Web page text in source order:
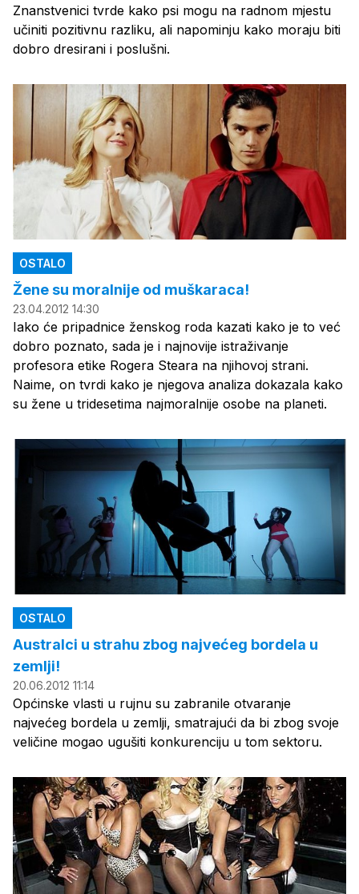
Znanstvenici tvrde kako psi mogu na radnom mjestu
učiniti pozitivnu razliku, ali napominju kako moraju biti
dobro dresirani i poslušni.
OSTALO
Žene su moralnije od muškaraca!
23.04.2012 14:30
Iako će pripadnice ženskog roda kazati kako je to već
dobro poznato, sada je i najnovije istraživanje
profesora etike Rogera Steara na njihovoj strani.
Naime, on tvrdi kako je njegova analiza dokazala kako
su žene u tridesetima najmoralnije osobe na planeti.
OSTALO
Australci u strahu zbog najvećeg bordela u
zemlji!
20.06.2012 11:14
Općinske vlasti u rujnu su zabranile otvaranje
najvećeg bordela u zemlji, smatrajući da bi zbog svoje
veličine mogao ugušiti konkurenciju u tom sektoru.